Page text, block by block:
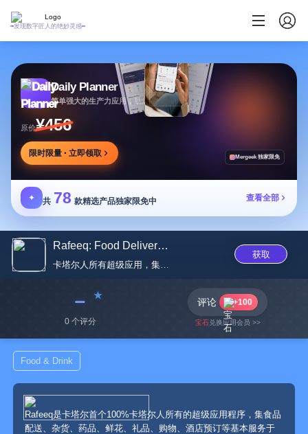
发现数字匠人的绝妙灵感
Daily Planner
简单强大的生产力应用，助您安排任务专注目标
原价¥456
限时限量 · 立即领取 Mergeek 独家限免
✦ 共 78 款精选产品独家限免中 查看全部
Rafeeq: Food Delivery in Qatar
卡塔尔人所有超级应用，集多服务...
获取
﹣
0 个评分
评论 +100
宝石兑换应用会员 >>
Food & Drink
Rafeeq是卡塔尔首个100%卡塔尔人所有的超级应用程序，集食品
配送、杂货、药品、鲜花、礼品、购物、酒店预订等基本服务于